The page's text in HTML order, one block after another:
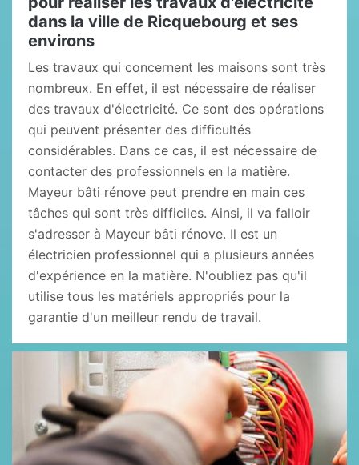
dans la ville de Ricquebourg et ses
environs
Les travaux qui concernent les maisons sont très
nombreux. En effet, il est nécessaire de réaliser
des travaux d'électricité. Ce sont des opérations
qui peuvent présenter des difficultés
considérables. Dans ce cas, il est nécessaire de
contacter des professionnels en la matière.
Mayeur bâti rénove peut prendre en main ces
tâches qui sont très difficiles. Ainsi, il va falloir
s'adresser à Mayeur bâti rénove. Il est un
électricien professionnel qui a plusieurs années
d'expérience en la matière. N'oubliez pas qu'il
utilise tous les matériels appropriés pour la
garantie d'un meilleur rendu de travail.